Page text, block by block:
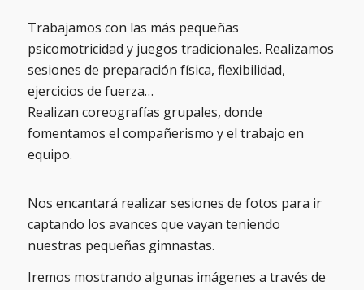
Trabajamos con las más pequeñas
psicomotricidad y juegos tradicionales. Realizamos
sesiones de preparación física, flexibilidad,
ejercicios de fuerza…
Realizan coreografías grupales, donde
fomentamos el compañerismo y el trabajo en
equipo.
Nos encantará realizar sesiones de fotos para ir
captando los avances que vayan teniendo
nuestras pequeñas gimnastas.
Iremos mostrando algunas imágenes a través de